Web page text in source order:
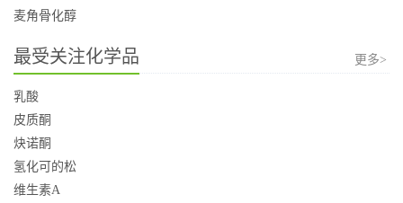
麦角骨化醇
最受关注化学品 更多>
乳酸
皮质酮
炔诺酮
氢化可的松
维生素A